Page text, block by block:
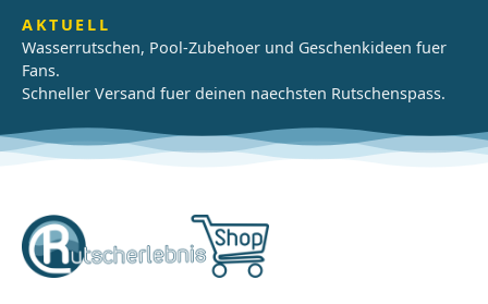
Zum Hauptinhalt springen
AKTUELL
Wasserrutschen, Pool-Zubehoer und Geschenkideen fuer
Fans.
Schneller Versand fuer deinen naechsten Rutschenspass.